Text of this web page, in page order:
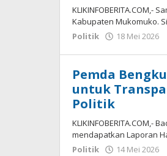
Kabupaten Mukomuko.
Politik
18 Mei 2026
Pemda
untuk
Politik
KLIKINFOBERITA.COM,-
mendapatkan Laporan
Politik
14 Mei 2026